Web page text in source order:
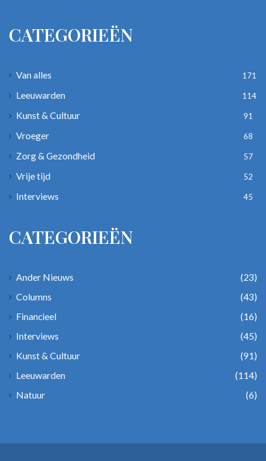
CATEGORIEËN
Van alles 171
Leeuwarden 114
Kunst & Cultuur 91
Vroeger 68
Zorg & Gezondheid 57
Vrije tijd 52
Interviews 45
CATEGORIEËN
Ander Nieuws
(23)
Columns
(43)
Financieel
(16)
Interviews
(45)
Kunst & Cultuur
(91)
Leeuwarden
(114)
Natuur
(6)